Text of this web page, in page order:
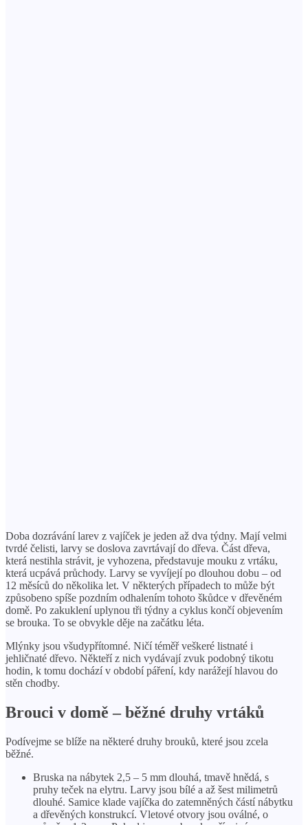
Doba dozrávání larev z vajíček je jeden až dva týdny. Mají velmi
tvrdé čelisti, larvy se doslova zavrtávají do dřeva. Část dřeva,
která nestihla strávit, je vyhozena, představuje mouku z vrtáku,
která ucpává průchody. Larvy se vyvíjejí po dlouhou dobu – od
12 měsíců do několika let. V některých případech to může být
způsobeno spíše pozdním odhalením tohoto škůdce v dřevěném
domě. Po zakuklení uplynou tři týdny a cyklus končí objevením
se brouka. To se obvykle děje na začátku léta.
Mlýnky jsou všudypřítomné. Ničí téměř veškeré listnaté i
jehličnaté dřevo. Někteří z nich vydávají zvuk podobný tikotu
hodin, k tomu dochází v období páření, kdy narážejí hlavou do
stěn chodby.
Brouci v domě – běžné druhy vrtáků
Podívejme se blíže na některé druhy brouků, které jsou zcela
běžné.
Bruska na nábytek 2,5 – 5 mm dlouhá, tmavě hnědá, s
pruhy teček na elytru. Larvy jsou bílé a až šest milimetrů
dlouhé. Samice klade vajíčka do zatemněných částí nábytku
a dřevěných konstrukcí. Vletové otvory jsou oválné, o